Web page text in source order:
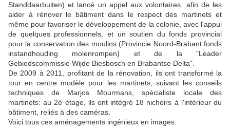
Standdaarbuiten) et lancé un appel aux volontaires, afin de les
aider à rénover le bâtiment dans le respect des martinets et
même pour favoriser le développement de la colonie, avec l'appui
de quelques professionnels, et un soutien du fonds provincial
pour la conservation des moulins (Provincie Noord-Brabant fonds
instandhouding molenrompen) et de la "Leader
Gebiedscommissie Wijde Biesbosch en Brabantse Delta".
De 2009 à 2011, profitant de la rénovation, ils ont transformé la
tour en centre modèle pour les martinets, suivant les conseils
techniques de Marjos Mourmans, spécialiste locale des
martinets: au 2è étage, ils ont intégré 18 nichoirs à l'intérieur du
bâtiment, reliés à des caméras.
Voici tous ces aménagements ingénieux en images: